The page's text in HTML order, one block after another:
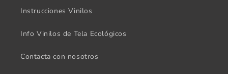
Instrucciones Vinilos
Info Vinilos de Tela Ecológicos
Contacta con nosotros